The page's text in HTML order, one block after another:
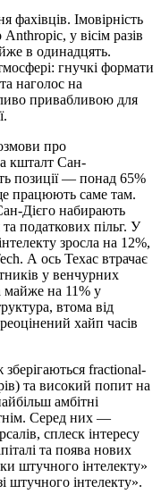
фахівців. Імовірність
у вісім разів
в одинадцять.
гнучкі формати
та наголос на
привабливою для
про
кшталт Сан-
позиції — понад 65%
працюють саме там.
Дієго набирають
податкових пільг. У
зросла на 12%,
А ось Техас втрачає
у венчурних
майже на 11% у
втома від
хайп часів
fractional-
та високий попит на
амбітні
Серед них —
сплеск інтересу
та поява нових
штучного інтелекту»
штучного інтелекту».